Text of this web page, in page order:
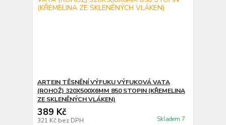
ARTEIN TĚSNĚNÍ VÝFUKU VÝFUKOVÁ VATA
(ROHOŽ) 320X500X6MM 850 STOPIN (KŘEMELINA
ZE SKLENĚNÝCH VLÁKEN)
389 Kč
321 Kč bez DPH Skladem 7